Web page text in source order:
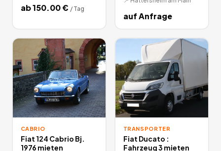
ab150.00€ / Tag
auf Anfrage
CABRIO
Fiat 124 Cabrio Bj.
1976 mieten
TRANSPORTER
Fiat Ducato :
Fahrzeug 3 mieten